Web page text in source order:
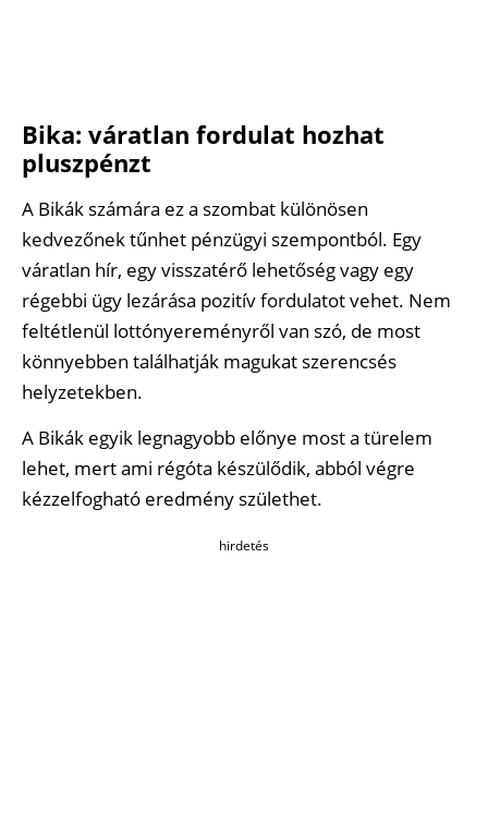
Bika: váratlan fordulat hozhat
pluszpénzt
A Bikák számára ez a szombat különösen
kedvezőnek tűnhet pénzügyi szempontból. Egy
váratlan hír, egy visszatérő lehetőség vagy egy
régebbi ügy lezárása pozitív fordulatot vehet. Nem
feltétlenül lottónyereményről van szó, de most
könnyebben találhatják magukat szerencsés
helyzetekben.
A Bikák egyik legnagyobb előnye most a türelem
lehet, mert ami régóta készülődik, abból végre
kézzelfogható eredmény születhet.
hirdetés